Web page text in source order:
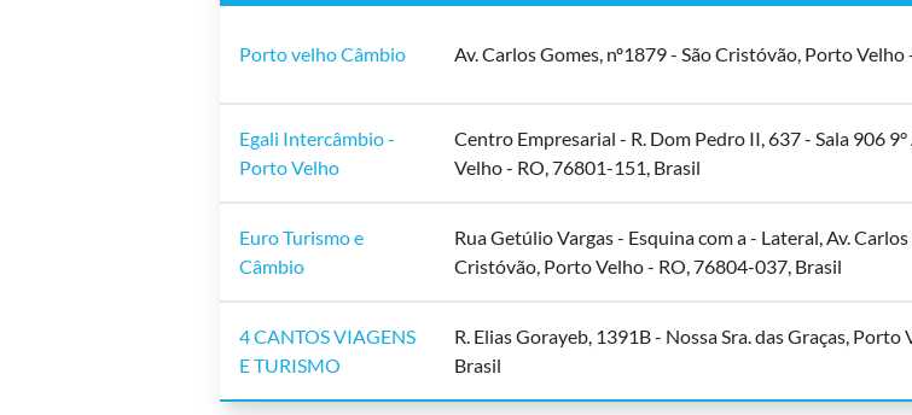
Porto velho Câmbio Av. Carlos Gomes, nº1879 - São Cristóvão, Porto
Egali Intercâmbio -
Porto Velho
Centro Empresarial - R. Dom Pedro II, 637 - Sala 906
Velho - RO, 76801-151, Brasil
Euro Turismo e
Câmbio
Rua Getúlio Vargas - Esquina com a - Lateral, Av.
Cristóvão, Porto Velho - RO, 76804-037, Brasil
4 CANTOS VIAGENS
E TURISMO
R. Elias Gorayeb, 1391B - Nossa Sra. das Graças,
Brasil